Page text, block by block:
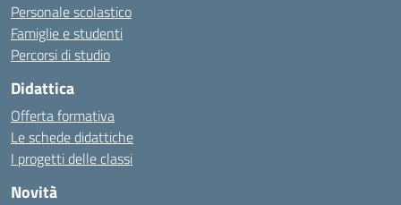
Personale scolastico
Famiglie e studenti
Percorsi di studio
Didattica
Offerta formativa
Le schede didattiche
I progetti delle classi
Novità